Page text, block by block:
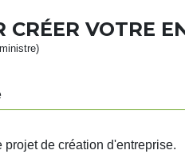
VOTRE
de création d'entreprise.